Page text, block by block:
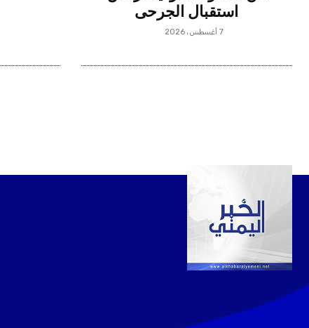
استقبال الجرحى
7 أغسطس، 2026